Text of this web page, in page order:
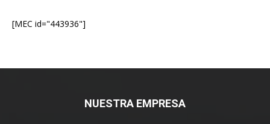
[MEC id="443936"]
NUESTRA EMPRESA